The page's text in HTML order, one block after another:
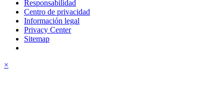
Responsabilidad
Centro de privacidad
Información legal
Privacy Center
Sitemap
×